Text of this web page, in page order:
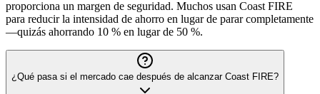
proporciona un margen de seguridad. Muchos usan Coast FIRE
para reducir la intensidad de ahorro en lugar de parar completamente
—quizás ahorrando 10 % en lugar de 50 %.
¿Qué pasa si el mercado cae después de alcanzar Coast FIRE?